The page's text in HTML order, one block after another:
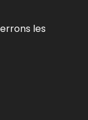
les